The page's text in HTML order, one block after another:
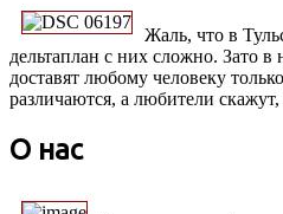
Жаль, что в
дельтаплан с них сложно. Зато в
доставят любому человеку
различаются, а любители
О нас